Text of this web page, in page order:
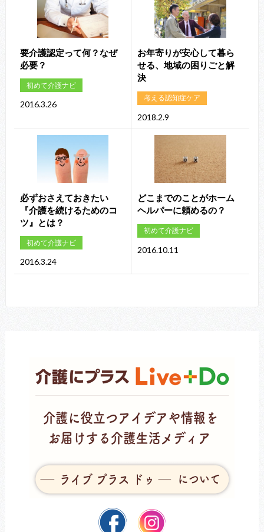
要介護認定って何？なぜ
必要？
初めて介護ナビ
2016.3.26
お年寄りが安心して暮ら
せる、地域の困りごと解
決
考える認知症ケア
2018.2.9
必ずおさえておきたい
『介護を続けるためのコ
ツ』とは？
初めて介護ナビ
2016.3.24
どこまでのことがホーム
ヘルパーに頼めるの？
初めて介護ナビ
2016.10.11